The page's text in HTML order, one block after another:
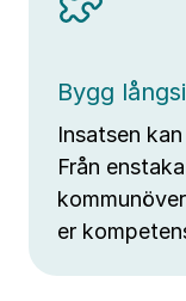
Bygg
Insatsen
Från
er